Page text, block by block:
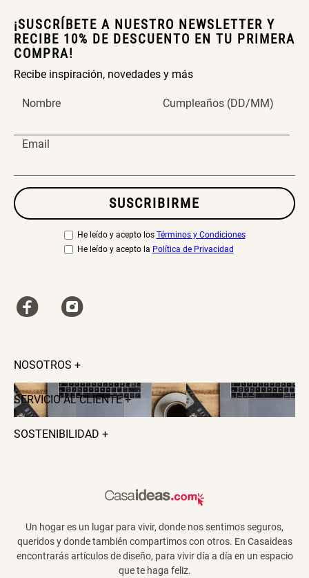
¡SUSCRÍBETE A NUESTRO NEWSLETTER Y
RECIBE 10% DE DESCUENTO EN TU PRIMERA
COMPRA!
Recibe inspiración, novedades y más
Nombre Cumpleaños (DD/MM)
Email
SUSCRIBIRME
He leído y acepto los Términos y Condiciones
He leído y acepto la Política de Privacidad
NOSOTROS +
SERVICIO AL CLIENTE+
SOSTENIBILIDAD +
Un hogar es un lugar para vivir, donde nos sentimos seguros,
queridos y donde también compartimos con otros. En Casaideas
encontrarás artículos de diseño, para vivir día a día en un espacio
que te haga feliz.